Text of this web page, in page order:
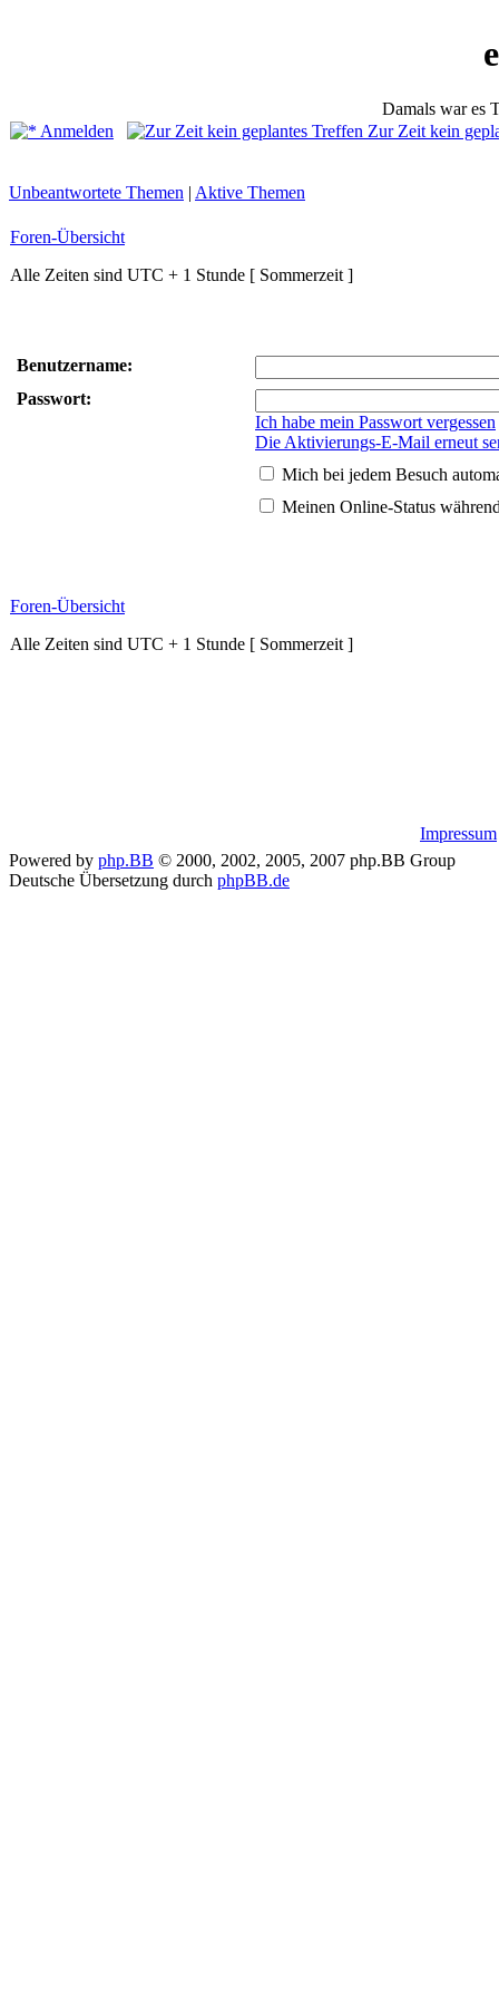
Damals war es
Anmelden
Zur Zeit kein
Unbeantwortete Themen | Aktive Themen
Foren-Übersicht
Alle Zeiten sind UTC + 1 Stunde [ Sommerzeit ]
Benutzername:
Passwort:
Ich habe mein Passwort vergessen
Die Aktivierungs-E-Mail erneut
Mich bei jedem Besuch
Meinen Online-Status
Foren-Übersicht
Alle Zeiten sind UTC + 1 Stunde [ Sommerzeit ]
Impressum
Powered by php.BB © 2000, 2002, 2005, 2007 php.BB Group
Deutsche Übersetzung durch phpBB.de